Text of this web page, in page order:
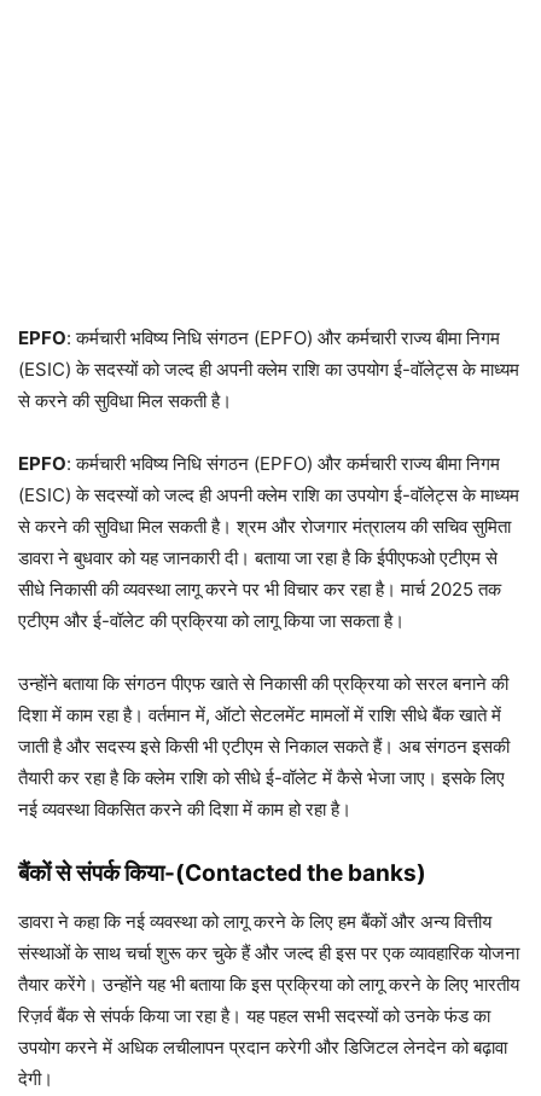
EPFO: कर्मचारी भविष्य निधि संगठन (EPFO) और कर्मचारी राज्य बीमा निगम
(ESIC) के सदस्यों को जल्द ही अपनी क्लेम राशि का उपयोग ई-वॉलेट्स के माध्यम
से करने की सुविधा मिल सकती है।
EPFO: कर्मचारी भविष्य निधि संगठन (EPFO) और कर्मचारी राज्य बीमा निगम
(ESIC) के सदस्यों को जल्द ही अपनी क्लेम राशि का उपयोग ई-वॉलेट्स के माध्यम
से करने की सुविधा मिल सकती है। श्रम और रोजगार मंत्रालय की सचिव सुमिता
डावरा ने बुधवार को यह जानकारी दी। बताया जा रहा है कि ईपीएफओ एटीएम से
सीधे निकासी की व्यवस्था लागू करने पर भी विचार कर रहा है। मार्च 2025 तक
एटीएम और ई-वॉलेट की प्रक्रिया को लागू किया जा सकता है।
उन्होंने बताया कि संगठन पीएफ खाते से निकासी की प्रक्रिया को सरल बनाने की
दिशा में काम रहा है। वर्तमान में, ऑटो सेटलमेंट मामलों में राशि सीधे बैंक खाते में
जाती है और सदस्य इसे किसी भी एटीएम से निकाल सकते हैं। अब संगठन इसकी
तैयारी कर रहा है कि क्लेम राशि को सीधे ई-वॉलेट में कैसे भेजा जाए। इसके लिए
नई व्यवस्था विकसित करने की दिशा में काम हो रहा है।
बैंकों से संपर्क किया-(Contacted the banks)
डावरा ने कहा कि नई व्यवस्था को लागू करने के लिए हम बैंकों और अन्य वित्तीय
संस्थाओं के साथ चर्चा शुरू कर चुके हैं और जल्द ही इस पर एक व्यावहारिक योजना
तैयार करेंगे। उन्होंने यह भी बताया कि इस प्रक्रिया को लागू करने के लिए भारतीय
रिज़र्व बैंक से संपर्क किया जा रहा है। यह पहल सभी सदस्यों को उनके फंड का
उपयोग करने में अधिक लचीलापन प्रदान करेगी और डिजिटल लेनदेन को बढ़ावा
देगी।